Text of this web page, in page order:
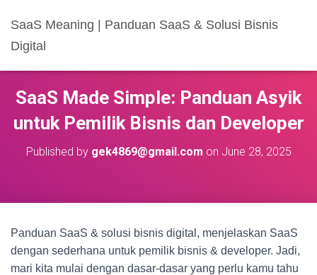
SaaS Meaning | Panduan SaaS & Solusi Bisnis
Digital
SaaS Made Simple: Panduan Asyik
untuk Pemilik Bisnis dan Developer
Published by gek4869@gmail.com on June 28, 2025
Panduan SaaS & solusi bisnis digital, menjelaskan SaaS
dengan sederhana untuk pemilik bisnis & developer. Jadi,
mari kita mulai dengan dasar-dasar yang perlu kamu tahu